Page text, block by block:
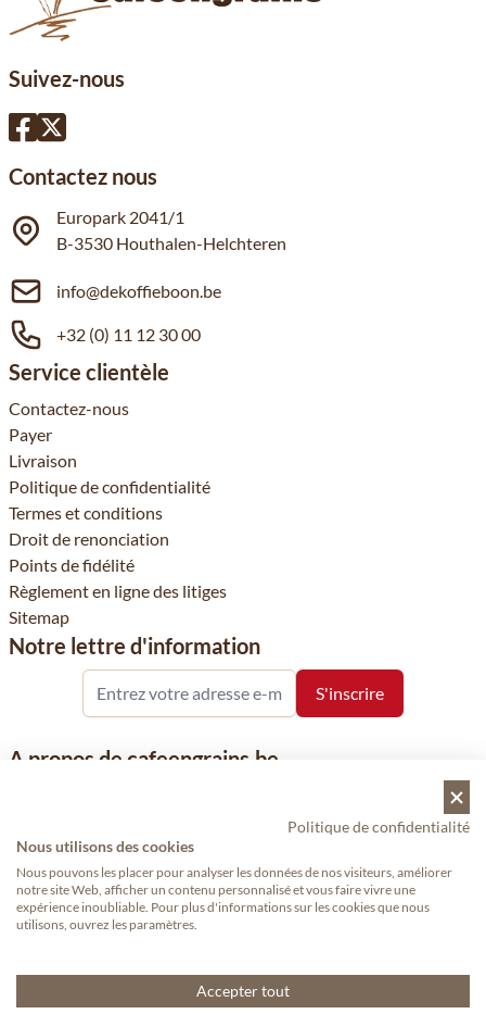
Suivez-nous
Contactez nous
Europark 2041/1
B-3530 Houthalen-Helchteren
info@dekoffieboon.be
+32 (0) 11 12 30 00
Service clientèle
Contactez-nous
Payer
Livraison
Politique de confidentialité
Termes et conditions
Droit de renonciation
Points de fidélité
Règlement en ligne des litiges
Sitemap
Notre lettre d'information
A propos de cafeengrains.be
concentre sur la vente de produits à base de café, de renommée
nationale et internationale, tels que le café, les grains de café, le
café moulu et les dosettes de café, garants de qualité.
made by eWings eCommerce
Politique de confidentialité
Nous utilisons des cookies
Nous pouvons les placer pour analyser les données de nos visiteurs, améliorer
notre site Web, afficher un contenu personnalisé et vous faire vivre une
expérience inoubliable. Pour plus d'informations sur les cookies que nous
utilisons, ouvrez les paramètres.
Accepter tout